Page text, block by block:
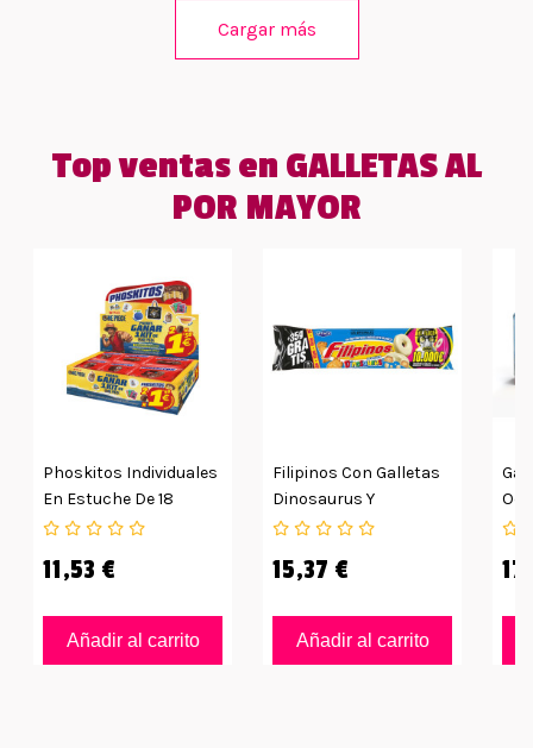
Cargar más
Top ventas en GALLETAS AL
POR MAYOR
Phoskitos Individuales
En Estuche De 18
Unidades
11,53 €
Añadir al carrito
Filipinos Con Galletas
Dinosaurus Y
Chocolate Blanco -
15,37 €
Añadir al carrito